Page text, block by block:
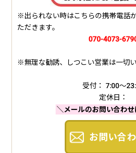
※出られない時はこちらの携帯電話
ただきます。
070-4073-
※無理な勧誘、しつこい営業は一切い
受付： 7:00～
定休日：
＼メールのお問い合わ
お問い合